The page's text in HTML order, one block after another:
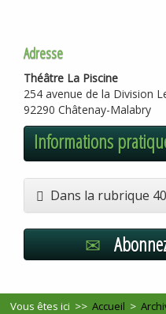
Adresse
Théâtre La Piscine
254 avenue de la Division
92290 Châtenay-Malabry
Informations
Dans la rubrique 40
Vous êtes ici >>Accueil >